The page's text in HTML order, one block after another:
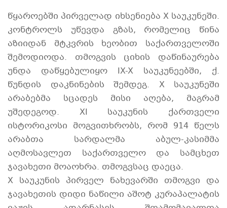
წყაროებში პირველად იხსენიება X საუკუნეში.
კონტროლს უწევდა გზას, რომელიც წინა
აზიიდან მტკვრის ხეობით საქართველოში
შემოდიოდა. თმოგვის ციხის დაწინაურება
უნდა დაწყებულიყო IX-X საუკუნეებში, ქ.
წუნდის დაკნინების შემდეგ. X საუკუნეში
არაბებმა სცადეს მისი აღება, მაგრამ
უშედეგოდ. XI საუკუნის ქართველი
ისტორიკოსი მოგვითხრობს, რომ 914 წელს
არაბთა სარდალმა აბულ-კასიმმა
აღმოსავლეთ საქართველო და სამცხეთ
ჯავახეთი მოაოხრა. თმოგვსაც დაეცა.
X საუკუნის პირველ ნახევარში თმოგვი და
ჯავახეთის დიდი ნაწილი აშოტ კურაპალატის